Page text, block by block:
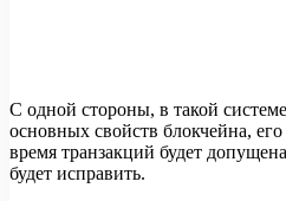
С одной стороны, в такой
основных свойств блокчейна,
время транзакций будет
будет исправить.